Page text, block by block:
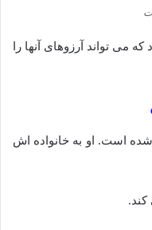
می تواند آرزوهای آنها را
6 نفره بزرگ شده‌ است. او به خانواده اش
کند.